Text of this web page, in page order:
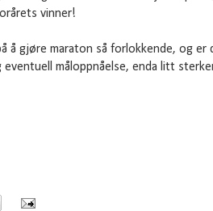
vinner!
å gjøre maraton så forlokkende, og er
måloppnåelse, enda litt